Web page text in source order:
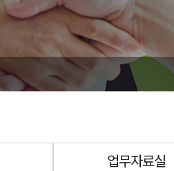
업무자료실